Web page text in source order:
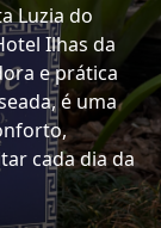
Luzia do
Ilhas da
e prática
é uma
cada dia da